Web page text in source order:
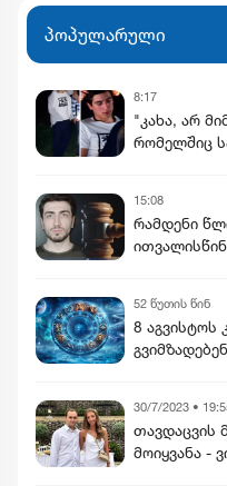
პოპულარული
8:17
"კახა, არ
რომელშიც
15:08
რამდენი
52 წუთის წინ
8 აგვისტოს
30/7/2023 •
თავდაცვის
მოიყვანა -